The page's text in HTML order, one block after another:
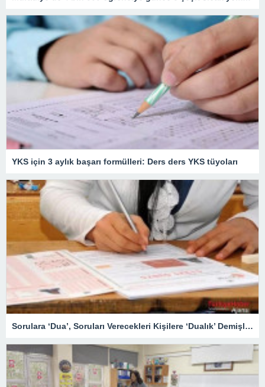
YKS için 3 aylık başarı formülleri: Ders ders YKS tüyoları
Sorulara ‘Dua’, Soruları Verecekleri Kişilere ‘Dualık’ Demişler – Eğitim